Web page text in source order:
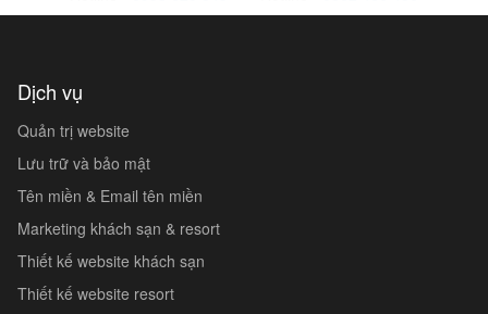
Dịch vụ
Quản trị website
Lưu trữ và bảo mật
Tên miền & Email tên miền
Marketing khách sạn & resort
Thiết kế website khách sạn
Thiết kế website resort